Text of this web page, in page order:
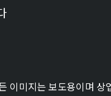
이미지는 보도용이며